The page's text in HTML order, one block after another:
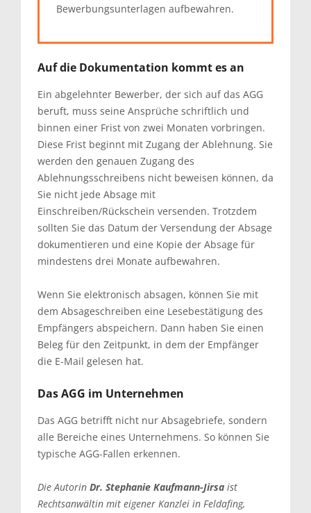
Bewerbungsunterlagen aufbewahren.
Auf die Dokumentation kommt es an
Ein abgelehnter Bewerber, der sich auf das AGG
beruft, muss seine Ansprüche schriftlich und
binnen einer Frist von zwei Monaten vorbringen.
Diese Frist beginnt mit Zugang der Ablehnung. Sie
werden den genauen Zugang des
Ablehnungsschreibens nicht beweisen können, da
Sie nicht jede Absage mit
Einschreiben/Rückschein versenden. Trotzdem
sollten Sie das Datum der Versendung der Absage
dokumentieren und eine Kopie der Absage für
mindestens drei Monate aufbewahren.
Wenn Sie elektronisch absagen, können Sie mit
dem Absageschreiben eine Lesebestätigung des
Empfängers abspeichern. Dann haben Sie einen
Beleg für den Zeitpunkt, in dem der Empfänger
die E-Mail gelesen hat.
Das AGG im Unternehmen
Das AGG betrifft nicht nur Absagebriefe, sondern
alle Bereiche eines Unternehmens. So können Sie
typische AGG-Fallen erkennen.
Die Autorin Dr. Stephanie Kaufmann-Jirsa ist
Rechtsanwältin mit eigener Kanzlei in Feldafing,